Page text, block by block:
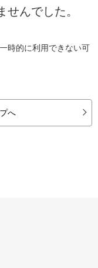
んでした。
時的に利用できない可
へ